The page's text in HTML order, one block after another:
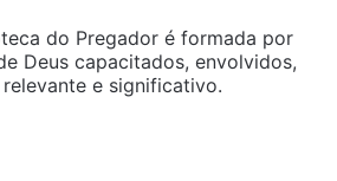
do Pregador é formada por
Deus capacitados, envolvidos,
e significativo.